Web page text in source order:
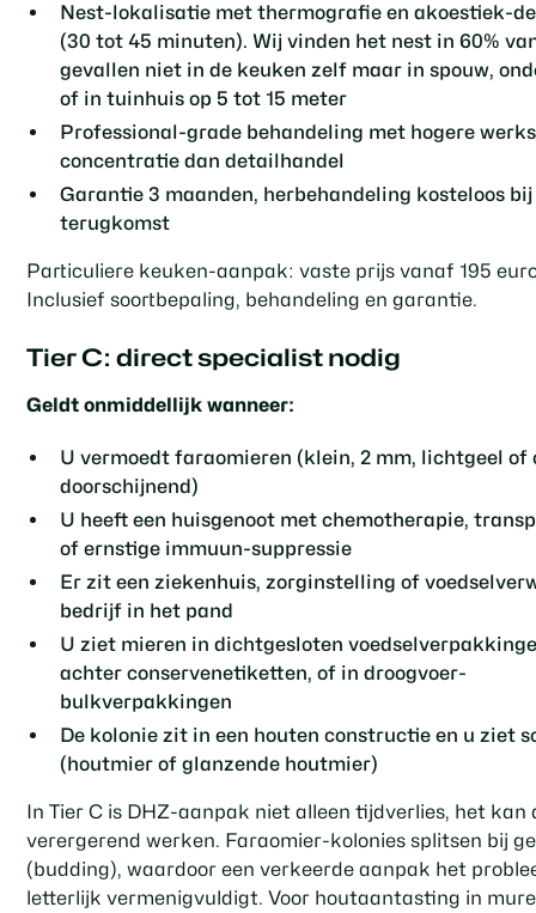
Nest-lokalisatie met thermografie en akoestiek-
(30 tot 45 minuten). Wij vinden het nest in 60%
gevallen niet in de keuken zelf maar in spouw,
of in tuinhuis op 5 tot 15 meter
Professional-grade behandeling met hogere
concentratie dan detailhandel
Garantie 3 maanden, herbehandeling kosteloos bij
terugkomst
Particuliere keuken-aanpak: vaste prijs vanaf 195
Inclusief soortbepaling, behandeling en garantie.
Tier C: direct specialist nodig
Geldt onmiddellijk wanneer:
U vermoedt faraomieren (klein, 2 mm, lichtgeel of
doorschijnend)
U heeft een huisgenoot met chemotherapie,
of ernstige immuun-suppressie
Er zit een ziekenhuis, zorginstelling of
bedrijf in het pand
U ziet mieren in dichtgesloten
achter conservenetiketten, of in droogvoer-
bulkverpakkingen
De kolonie zit in een houten constructie en u ziet
(houtmier of glanzende houtmier)
In Tier C is DHZ-aanpak niet alleen tijdverlies, het kan
verergerend werken. Faraomier-kolonies splitsen bij
(budding), waardoor een verkeerde aanpak het
letterlijk vermenigvuldigt. Voor houtaantasting in